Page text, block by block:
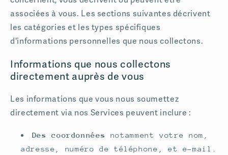
associées à vous. Les sections suivantes décrivent
les catégories et les types spécifiques
d'informations personnelles que nous collectons.
Informations que nous collectons
directement auprès de vous
Les informations que vous nous soumettez
directement via nos Services peuvent inclure :
Des coordonnées
notamment votre nom,
adresse, numéro de téléphone, et e-mail.